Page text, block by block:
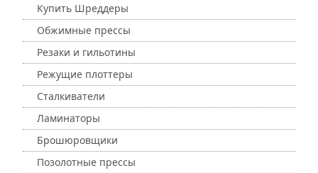
Купить Шреддеры
Обжимные прессы
Резаки и гильотины
Режущие плоттеры
Сталкиватели
Ламинаторы
Брошюровщики
Позолотные прессы